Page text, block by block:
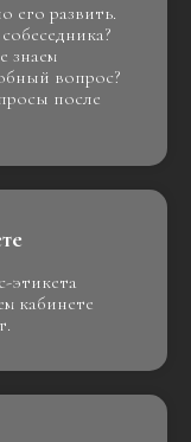
его развить.
знаем
вопрос?
после
этикета
кабинете